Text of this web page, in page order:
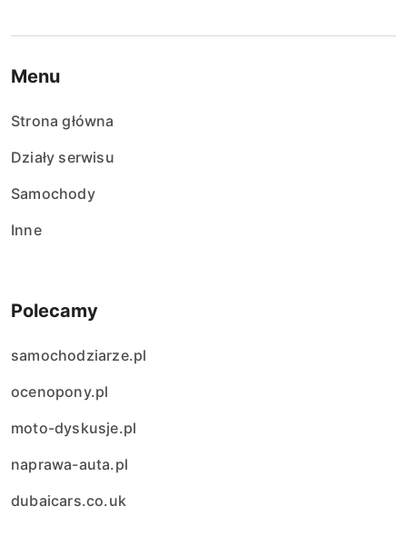
Menu
Strona główna
Działy serwisu
Samochody
Inne
Polecamy
samochodziarze.pl
ocenopony.pl
moto-dyskusje.pl
naprawa-auta.pl
dubaicars.co.uk